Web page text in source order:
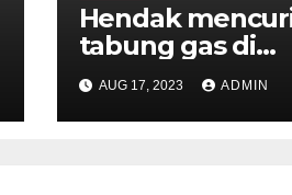
Hendak
tabung gas di
Kalisidi, Warga
Gunungpati
diamankan
AUG 17, 2023 ADMIN